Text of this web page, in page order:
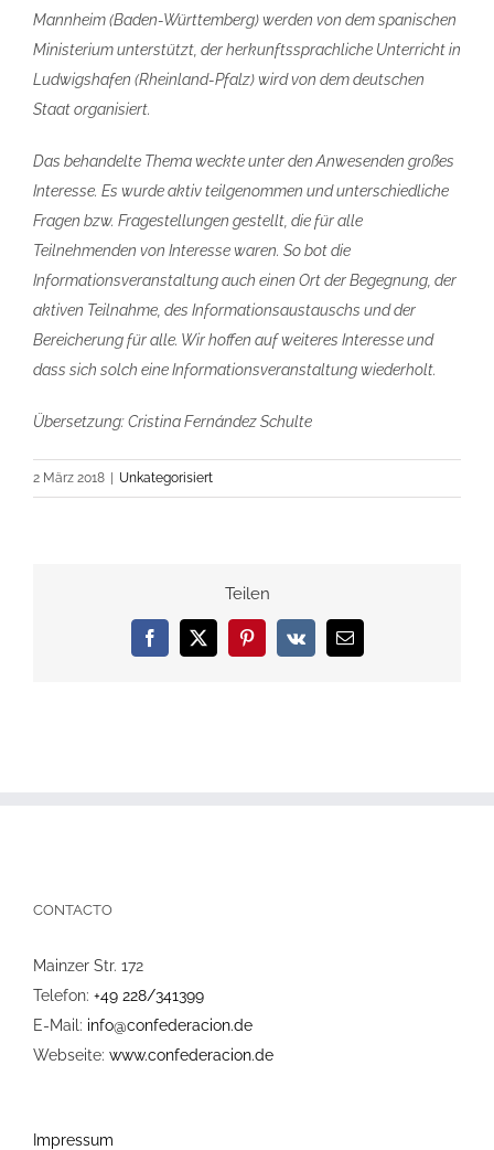
Mannheim (Baden-Württemberg) werden von dem spanischen
Ministerium unterstützt, der herkunftssprachliche Unterricht in
Ludwigshafen (Rheinland-Pfalz) wird von dem deutschen
Staat organisiert.
Das behandelte Thema weckte unter den Anwesenden großes
Interesse. Es wurde aktiv teilgenommen und unterschiedliche
Fragen bzw. Fragestellungen gestellt, die für alle
Teilnehmenden von Interesse waren. So bot die
Informationsveranstaltung auch einen Ort der Begegnung, der
aktiven Teilnahme, des Informationsaustauschs und der
Bereicherung für alle. Wir hoffen auf weiteres Interesse und
dass sich solch eine Informationsveranstaltung wiederholt.
Übersetzung: Cristina Fernández Schulte
2 März 2018 | Unkategorisiert
Teilen
Facebook
X Pinterest
Vk
E-
Mail
CONTACTO
Mainzer Str. 172
Telefon: +49 228/341399
E-Mail: info@confederacion.de
Webseite: www.confederacion.de
Impressum